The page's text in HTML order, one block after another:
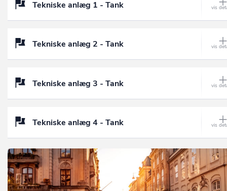
Tekniske anlæg 1 - Tank
Tekniske anlæg 2 - Tank
Tekniske anlæg 3 - Tank
Tekniske anlæg 4 - Tank